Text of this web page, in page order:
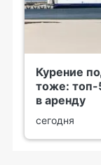
Курение
тоже: топ-
в аренду
сегодня